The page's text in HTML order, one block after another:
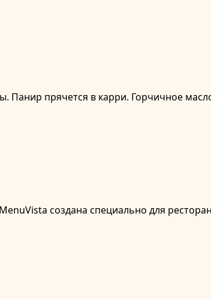
прячется в карри. Горчичное
создана специально для